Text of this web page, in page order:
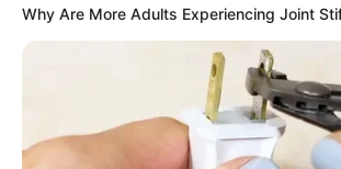
Why this ordinary drink is the
best every day
Why Are More Adults Experiencing Joint